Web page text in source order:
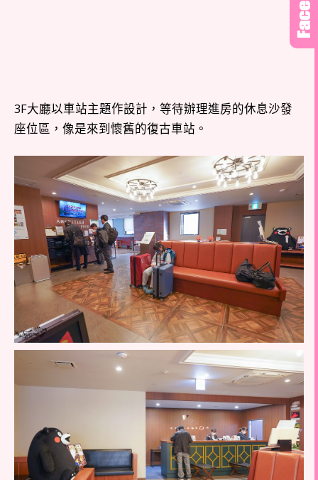
3F大廳以車站主題作設計，等待辦理進房的休息沙發
座位區，像是來到懷舊的復古車站。